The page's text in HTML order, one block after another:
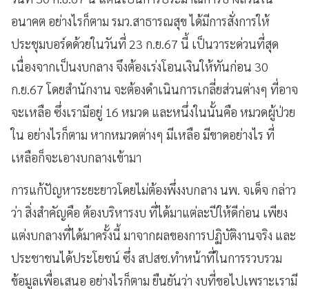
อนาคต อย่างไรก็ตาม รมว.สาธารณสุข ได้มีการสั่งการให้
ประชุมบอร์ดด้วยในวันที่ 23 ก.ย.67 นี้ เป็นวาระด่วนที่สุด
เนื่องจากเป็นงบกลาง จึงต้องเร่งโอนเงินให้ทันก่อน 30
ก.ย.67 โดยสำนักงาน จะต้องดำเนินการเกลี่ยส่วนต่างๆ ที่อาจ
จะเหลือ ซึ่งเรามีอยู่ 16 หมวด และหนึ่งในนั้นคือ หมวดผู้ป่วย
ใน อย่างไรก็ตาม หากหมวดต่างๆ มีเหลือ มีขาดอย่างไร ที่
เหลือก็จะเอางบกลางเข้ามา
การแก้ปัญหาระยะยาวโดยไม่ต้องพึ่งงบกลาง นพ. จเด็จ กล่าว
ว่า สิ่งสำคัญคือ ต้องบริหารงบ ที่ได้มาแต่ละปีให้ดีก่อน เพียง
แต่งบกลางที่ได้มาครั้งนี้ มาจากผลของการปฏิบัติงานจริง และ
ประชาชนได้ประโยชน์ ซึ่ง สปสช.ทำหน้าที่ในการรวบรวม
ข้อมูลเพื่อเสนอ อย่างไรก็ตาม ยืนยันว่า งบที่ขอไปเพราะเรามี